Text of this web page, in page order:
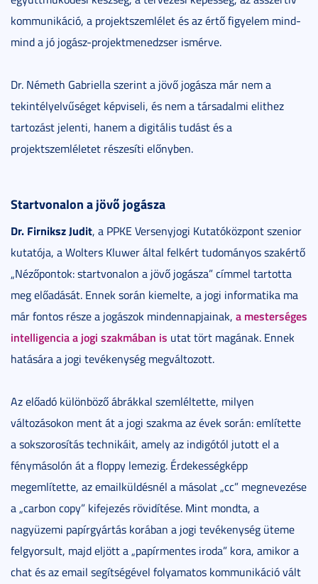
kommunikáció, a projektszemlélet és az értő figyelem mind-
mind a jó jogász-projektmenedzser ismérve.
Dr. Németh Gabriella szerint a jövő jogásza már nem a
tekintélyelvűséget képviseli, és nem a társadalmi elithez
tartozást jelenti, hanem a digitális tudást és a
projektszemléletet részesíti előnyben.
Startvonalon a jövő jogásza
Dr. Firniksz Judit, a PPKE Versenyjogi Kutatóközpont szenior
kutatója, a Wolters Kluwer által felkért tudományos szakértő
„Nézőpontok: startvonalon a jövő jogásza” címmel tartotta
meg előadását. Ennek során kiemelte, a jogi informatika ma
már fontos része a jogászok mindennapjainak, a mesterséges
intelligencia a jogi szakmában is utat tört magának. Ennek
hatására a jogi tevékenység megváltozott.
Az előadó különböző ábrákkal szemléltette, milyen
változásokon ment át a jogi szakma az évek során: említette
a sokszorosítás technikáit, amely az indigótól jutott el a
fénymásolón át a floppy lemezig. Érdekességképp
megemlítette, az emailküldésnél a másolat „cc” megnevezése
a „carbon copy” kifejezés rövidítése. Mint mondta, a
nagyüzemi papírgyártás korában a jogi tevékenység üteme
felgyorsult, majd eljött a „papírmentes iroda” kora, amikor a
chat és az email segítségével folyamatos kommunikáció vált